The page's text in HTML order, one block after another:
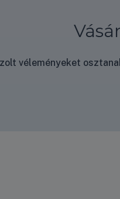
véleményeket